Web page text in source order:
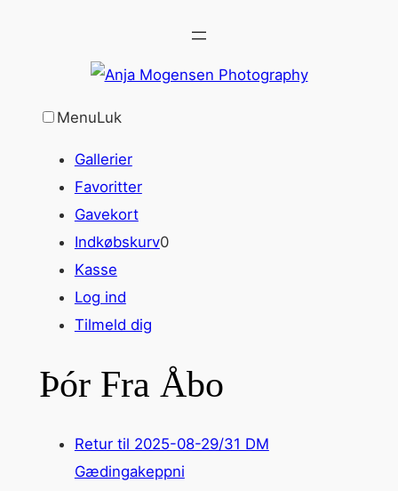
MenuLuk
Gallerier
Favoritter
Gavekort
Indkøbskurv0
Kasse
Log ind
Tilmeld dig
Þór Fra Åbo
Retur til 2025-08-29/31 DM
Gædingakeppni